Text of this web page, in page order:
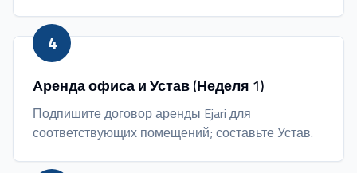
4
Аренда офиса и Устав (Неделя 1)
Подпишите договор аренды Ejari для
соответствующих помещений; составьте Устав.